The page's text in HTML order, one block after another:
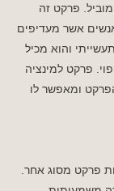
פרקט זה
אשר מעדיפים
והוא מכיל
פרקט למינציה
ומאפשר לו
פרקט מסוג אחר.